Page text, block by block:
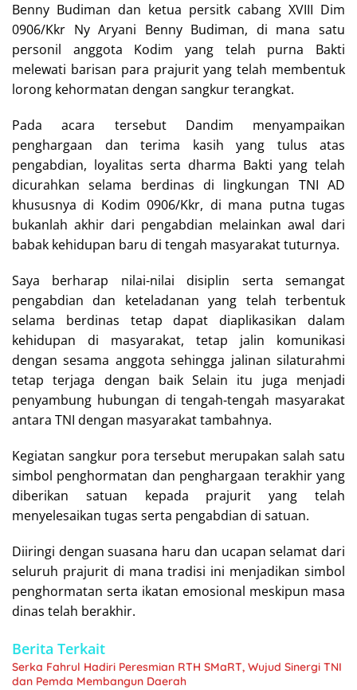
Benny Budiman dan ketua persitk cabang XVIII Dim
0906/Kkr Ny Aryani Benny Budiman, di mana satu
personil anggota Kodim yang telah purna Bakti
melewati barisan para prajurit yang telah membentuk
lorong kehormatan dengan sangkur terangkat.
Pada acara tersebut Dandim menyampaikan
penghargaan dan terima kasih yang tulus atas
pengabdian, loyalitas serta dharma Bakti yang telah
dicurahkan selama berdinas di lingkungan TNI AD
khususnya di Kodim 0906/Kkr, di mana putna tugas
bukanlah akhir dari pengabdian melainkan awal dari
babak kehidupan baru di tengah masyarakat tuturnya.
Saya berharap nilai-nilai disiplin serta semangat
pengabdian dan keteladanan yang telah terbentuk
selama berdinas tetap dapat diaplikasikan dalam
kehidupan di masyarakat, tetap jalin komunikasi
dengan sesama anggota sehingga jalinan silaturahmi
tetap terjaga dengan baik Selain itu juga menjadi
penyambung hubungan di tengah-tengah masyarakat
antara TNI dengan masyarakat tambahnya.
Kegiatan sangkur pora tersebut merupakan salah satu
simbol penghormatan dan penghargaan terakhir yang
diberikan satuan kepada prajurit yang telah
menyelesaikan tugas serta pengabdian di satuan.
Diiringi dengan suasana haru dan ucapan selamat dari
seluruh prajurit di mana tradisi ini menjadikan simbol
penghormatan serta ikatan emosional meskipun masa
dinas telah berakhir.
Berita Terkait
Serka Fahrul Hadiri Peresmian RTH SMaRT, Wujud Sinergi TNI
dan Pemda Membangun Daerah